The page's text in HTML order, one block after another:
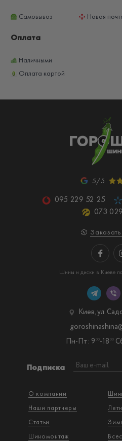
Самовывоз Новая
Оплата
Наличными
Оплата картой
5/5
095 229 52 25
073
Шины и диски в Киеве
О компании
Наши партнеры
Статьи
Шиномонтаж
Подписка
Киев, ул.
Пн-Пт: 9 00-18 00